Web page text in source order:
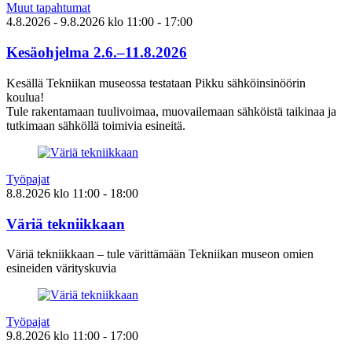
Muut tapahtumat
4.8.2026 - 9.8.2026 klo 11:00 - 17:00
Kesäohjelma 2.6.–11.8.2026
Kesällä Tekniikan museossa testataan Pikku sähköinsinöörin
koulua!
Tule rakentamaan tuulivoimaa, muovailemaan sähköistä taikinaa ja
tutkimaan sähköllä toimivia esineitä.
Työpajat
8.8.2026 klo 11:00 - 18:00
Väriä tekniikkaan
Väriä tekniikkaan – tule värittämään Tekniikan museon omien
esineiden värityskuvia
Työpajat
9.8.2026 klo 11:00 - 17:00